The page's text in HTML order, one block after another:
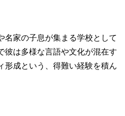
名家の子息が集まる学校として
彼は多様な言語や文化が混在す
形成という、得難い経験を積ん